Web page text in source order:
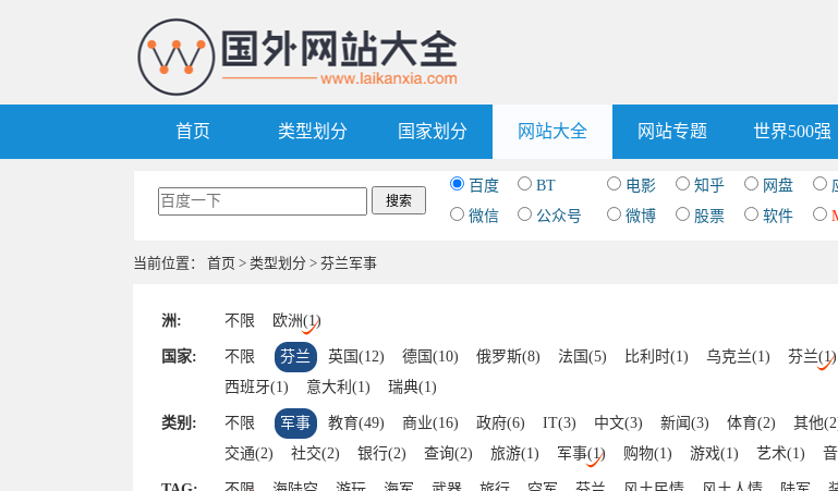
首页 类型划分 国家划分 网站大全 网站专题 世界500强
百度 BT 电影 知乎 网盘
微信
公众号 微博 股票 软件
当前位置： 首页 > 类型划分 > 芬兰军事
洲: 不限 欧洲(1)
国家: 不限 芬兰 英国(12) 德国(10) 俄罗斯(8) 法国(5) 比利时(1) 乌克兰(1)
芬兰(1)
西班牙(1)
意大利(1) 瑞典(1)
类别: 不限 军事 教育(49) 商业(16) 政府(6) IT(3) 中文(3) 新闻(3) 体育(2)
其他
交通(2)
社交(2) 银行(2) 查询(2) 旅游(1) 军事(1) 购物(1) 游戏(1) 艺术(1)
组织(1)